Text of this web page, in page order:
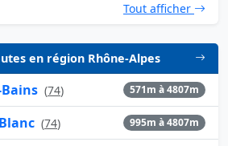
Tout afficher
en région Rhône-Alpes
(74) 571m à 4807m
(74) 995m à 4807m